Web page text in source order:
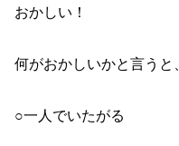
おかしい！
何がおかしいかと言うと
○一人でいたがる